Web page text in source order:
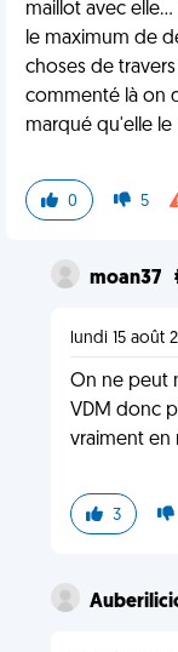
maillot avec
le maximum de
choses de
commenté là on
marqué qu'elle le
0 5
moan37
lundi 15 août
On ne peut
VDM donc
vraiment en
3